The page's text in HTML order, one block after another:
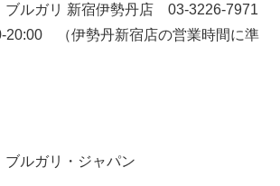
ブルガリ 新宿伊勢丹店 03-3226-7971
20:00 （伊勢丹新宿店の営業時間に準
ブルガリ・ジャパン